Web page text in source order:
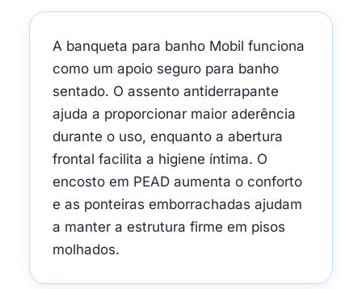
A banqueta para banho Mobil funciona
como um apoio seguro para banho
sentado. O assento antiderrapante
ajuda a proporcionar maior aderência
durante o uso, enquanto a abertura
frontal facilita a higiene íntima. O
encosto em PEAD aumenta o conforto
e as ponteiras emborrachadas ajudam
a manter a estrutura firme em pisos
molhados.